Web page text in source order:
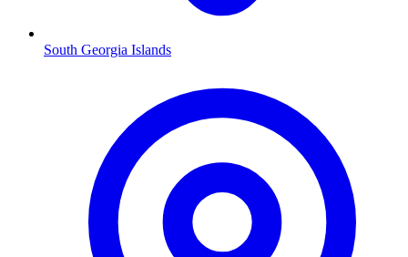
South Georgia Islands